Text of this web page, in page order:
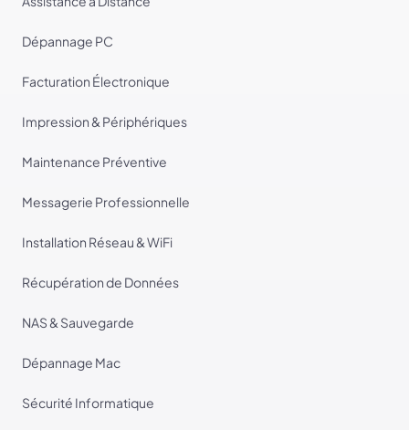
Dépannage PC
Facturation Électronique
Impression & Périphériques
Maintenance Préventive
Messagerie Professionnelle
Installation Réseau & WiFi
Récupération de Données
NAS & Sauvegarde
Dépannage Mac
Sécurité Informatique